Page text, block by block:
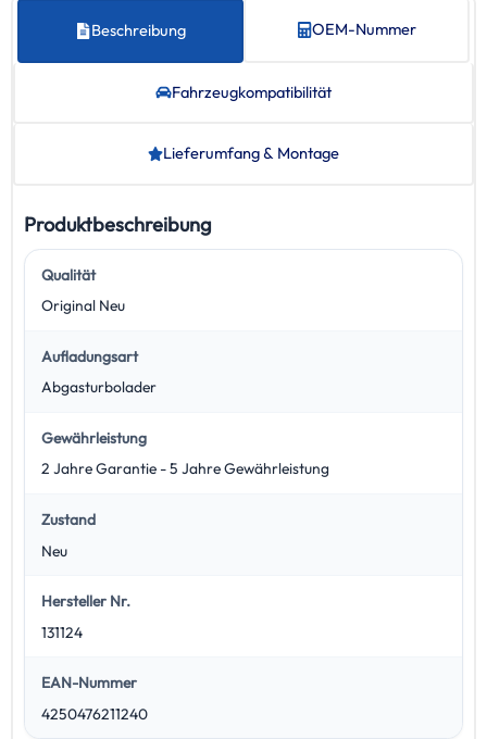
Beschreibung OEM-Nummer
Fahrzeug­kompatibilität
Lieferumfang & Montage
Produktbeschreibung
Qualität
Original Neu
Aufladungsart
Abgasturbolader
Gewährleistung
2 Jahre Garantie - 5 Jahre Gewährleistung
Zustand
Neu
Hersteller Nr.
131124
EAN-Nummer
4250476211240